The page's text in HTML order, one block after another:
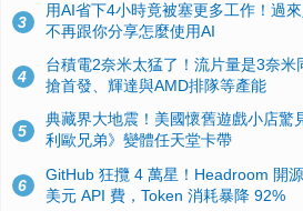
3
用AI省下4小時竟被塞更多工作！過
不再跟你分享怎麼使用AI
4
台積電2奈米太猛了！流片量是3奈
搶首發、輝達與AMD排隊等產能
5
典藏界大地震！美國懷舊遊戲小店驚
利歐兄弟》變體任天堂卡帶
6
GitHub 狂攬 4 萬星！Headroom 開
美元 API 費，Token 消耗暴降 92%